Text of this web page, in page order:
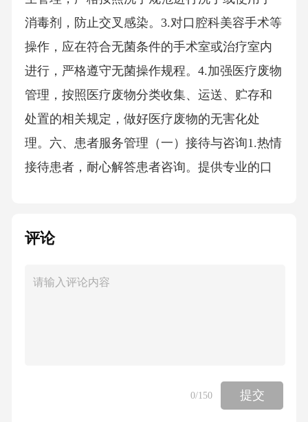
消毒剂，防止交叉感染。3.对口腔科美容手术等
操作，应在符合无菌条件的手术室或治疗室内
进行，严格遵守无菌操作规程。4.加强医疗废物
管理，按照医疗废物分类收集、运送、贮存和
处置的相关规定，做好医疗废物的无害化处
理。六、患者服务管理（一）接待与咨询1.热情
接待患者，耐心解答患者咨询。提供专业的口
就诊，协助办理挂号、缴费、检查等手续，提
的预约制度，方便患者提前预约就诊时间。根
随访1.制定术后随访计划，对接受口腔科美容治
疗的患者进行定期随访。了解患者术后恢复情
评论
0/150 提交